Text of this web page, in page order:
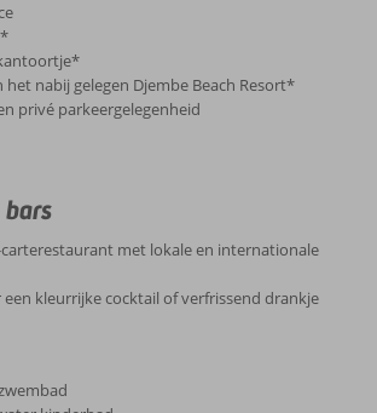
het nabij gelegen Djembe Beach Resort*
privé parkeergelegenheid
met lokale en internationale
een kleurrijke cocktail of verfrissend drankje